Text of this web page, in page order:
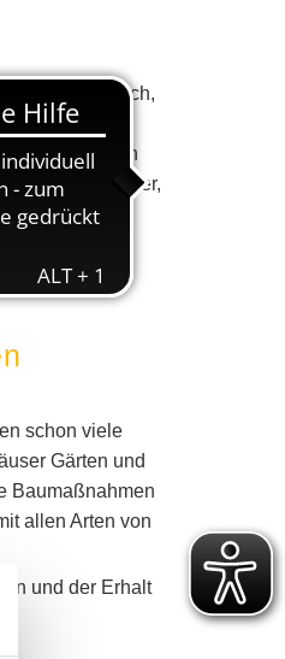
verantwortlich,
Flair
sollten
Hannover,
der
nur in der
schon viele
Gärten und
Baumaßnahmen
allen Arten von
und der Erhalt